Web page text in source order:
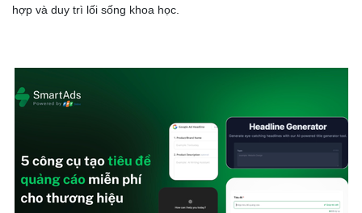
hợp và duy trì lối sống khoa học.